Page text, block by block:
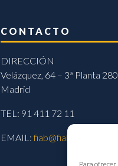
Para ofrecer
CONTACTO
DIRECCIÓN
Velázquez, 64 – 3ª Planta
Madrid
TEL: 91 411 72 11
EMAIL:fiab@fiab.es